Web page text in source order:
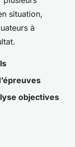
situation,
à
objectives